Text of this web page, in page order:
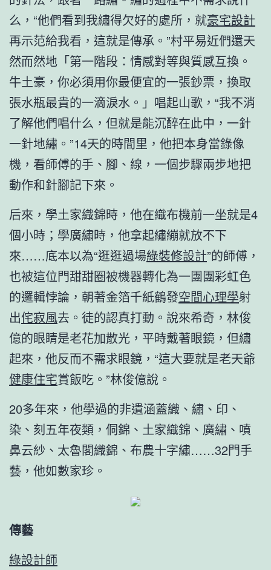
么，“他們看到我繡得欠好的處所，就豪宅設計
再示范給我看，這就是傳承。”村平易近們還天
然而然地「第一階段：情感對等與質感互換。
牛土豪，你必須用你最便宜的一張鈔票，換取
張水瓶最貴的一滴淚水。」唱起山歌，“我不消
了解他們唱什么，但就是能沉醉在此中，一針
一針地繡。”14天的時間里，他把本身當錄像
機，看師傅的手、腳、線，一個步驟兩步地把
動作和針腳記下來。
后來，學土家織錦時，他在織布機前一坐就是4
個小時；學廣繡時，他拿起繡繃就放不下
來……底本以為“逛逛過場綠裝修設計”的師傅，
也被這位門甜甜圈被機器轉化為一團團彩虹色
的邏輯悖論，朝著金箔千紙鶴發空間心理學射
出侘寂風去。徒的認真打動。說來希奇，林俊
億的眼睛是老花加散光，平時戴著眼鏡，但繡
起來，他反而不需求眼鏡，“這大要就是老天爺
健康住宅賞飯吃。”林俊億說。
20多年來，他學過的非遺涵蓋織、繡、印、
染、刻五年夜類，侗錦、土家織錦、廣繡、噴
鼻云紗、太魯閣織錦、布農十字繡……32門手
藝，他如數家珍。
傳藝
綠設計師